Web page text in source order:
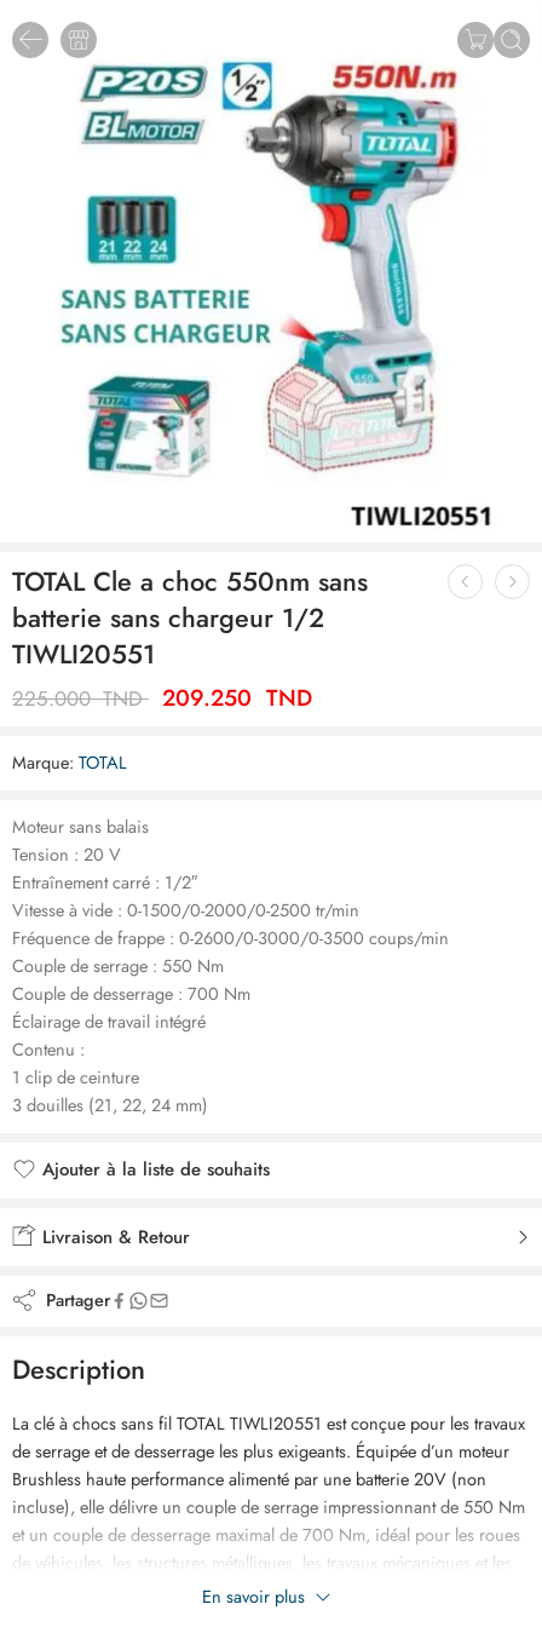
TOTAL Cle a choc 550nm sans
batterie sans chargeur 1/2
TIWLI20551
225.000TND 209.250 TND
Marque: TOTAL
Moteur sans balais
Tension : 20 V
Entraînement carré : 1/2″
Vitesse à vide : 0-1500/0-2000/0-2500 tr/min
Fréquence de frappe : 0-2600/0-3000/0-3500 coups/min
Couple de serrage : 550 Nm
Couple de desserrage : 700 Nm
Éclairage de travail intégré
Contenu :
1 clip de ceinture
3 douilles (21, 22, 24 mm)
Ajouter à la liste de souhaits
Livraison & Retour
Partager
Description
La clé à chocs sans fil TOTAL TIWLI20551 est conçue pour les travaux
de serrage et de desserrage les plus exigeants. Équipée d’un moteur
Brushless haute performance alimenté par une batterie 20V (non
incluse), elle délivre un couple de serrage impressionnant de 550 Nm
et un couple de desserrage maximal de 700 Nm, idéal pour les roues
de véhicules, les structures métalliques, les travaux mécaniques et les
chantiers professionnels. Son entraînement carré 1/2″ assure une
En savoir plus